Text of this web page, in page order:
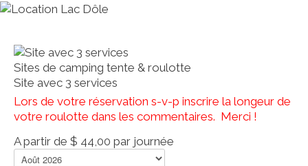
Sites de camping tente & roulotte
Site avec 3 services
Lors de votre réservation s-v-p inscrire la longeur de
votre roulotte dans les commentaires. Merci !
A partir de $ 44,00 par journée